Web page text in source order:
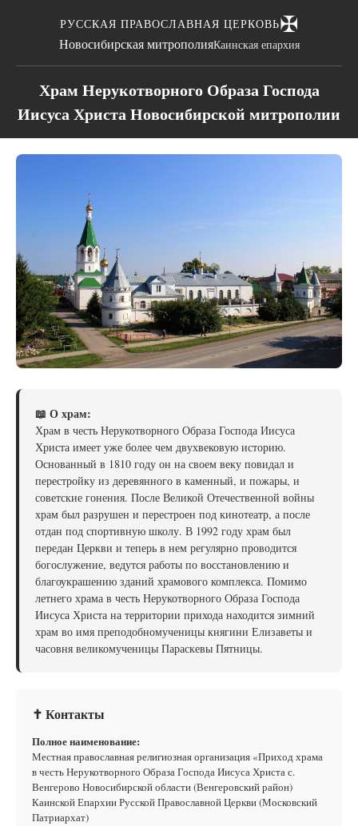
РУССКАЯ ПРАВОСЛАВНАЯ ЦЕРКОВЬ✠
Новосибирская митрополияКаинская епархия
Храм Нерукотворного Образа Господа
Иисуса Христа Новосибирской митрополии
📖 О храм:
Храм в честь Нерукотворного Образа Господа Иисуса
Христа имеет уже более чем двухвековую историю.
Основанный в 1810 году он на своем веку повидал и
перестройку из деревянного в каменный, и пожары, и
советские гонения. После Великой Отечественной войны
храм был разрушен и перестроен под кинотеатр, а после
отдан под спортивную школу. В 1992 году храм был
передан Церкви и теперь в нем регулярно проводится
богослужение, ведутся работы по восстановлению и
благоукрашению зданий храмового комплекса. Помимо
летнего храма в честь Нерукотворного Образа Господа
Иисуса Христа на территории прихода находится зимний
храм во имя преподобномученицы княгини Елизаветы и
часовня великомученицы Параскевы Пятницы.
✝ Контакты
Полное наименование:
Местная православная религиозная организация «Приход храма
в честь Нерукотворного Образа Господа Иисуса Христа с.
Венгерово Новосибирской области (Венгеровский район)
Каинской Епархии Русской Православной Церкви (Московский
Патриархат)